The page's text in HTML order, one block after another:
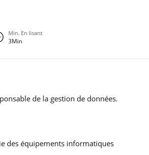
Min. En lisant
3Min
de la gestion de données.
des équipements informatiques